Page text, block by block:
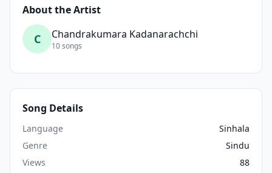
About the Artist
C Chandrakumara Kadanarachchi
10 songs
Song Details
Language
Sinhala
Genre
Sindu
Views
88